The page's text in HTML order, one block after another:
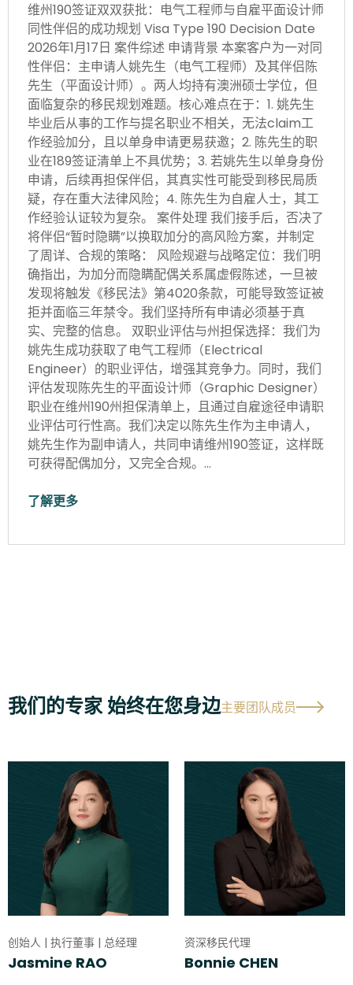
维州190签证双双获批：电气工程师与自雇平面设计师
同性伴侣的成功规划 Visa Type 190 Decision Date
2026年1月17日 案件综述 申请背景 本案客户为一对同
性伴侣：主申请人姚先生（电气工程师）及其伴侣陈
先生（平面设计师）。两人均持有澳洲硕士学位，但
面临复杂的移民规划难题。核心难点在于：1. 姚先生
毕业后从事的工作与提名职业不相关，无法claim工
作经验加分，且以单身申请更易获邀；2. 陈先生的职
业在189签证清单上不具优势；3. 若姚先生以单身身份
申请，后续再担保伴侣，其真实性可能受到移民局质
疑，存在重大法律风险；4. 陈先生为自雇人士，其工
作经验认证较为复杂。 案件处理 我们接手后，否决了
将伴侣“暂时隐瞒”以换取加分的高风险方案，并制定
了周详、合规的策略： 风险规避与战略定位：我们明
确指出，为加分而隐瞒配偶关系属虚假陈述，一旦被
发现将触发《移民法》第4020条款，可能导致签证被
拒并面临三年禁令。我们坚持所有申请必须基于真
实、完整的信息。 双职业评估与州担保选择：我们为
姚先生成功获取了电气工程师（Electrical
Engineer）的职业评估，增强其竞争力。同时，我们
评估发现陈先生的平面设计师（Graphic Designer）
职业在维州190州担保清单上，且通过自雇途径申请职
业评估可行性高。我们决定以陈先生作为主申请人，
姚先生作为副申请人，共同申请维州190签证，这样既
可获得配偶加分，又完全合规。…
了解更多
我们的专家 始终在您身边主要团队成员
创始人 | 执行董事 | 总经理
Jasmine RAO
资深移民代理
Bonnie CHEN